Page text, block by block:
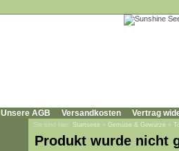
Unsere AGB Versandkosten Vertrag
Sie sind hier: Startseite » Gemüse & Gewürze »
Produkt wurde nicht